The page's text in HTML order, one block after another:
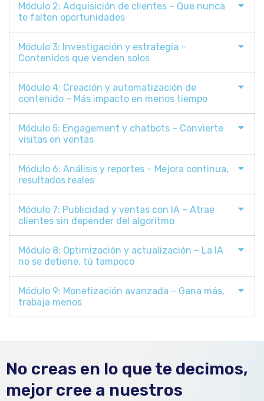
Módulo 2: Adquisición de clientes – Que nunca
te falten oportunidades
Módulo 3: Investigación y estrategia –
Contenidos que venden solos
Módulo 4: Creación y automatización de
contenido – Más impacto en menos tiempo
Módulo 5: Engagement y chatbots – Convierte
visitas en ventas
Módulo 6: Análisis y reportes – Mejora continua,
resultados reales
Módulo 7: Publicidad y ventas con IA – Atrae
clientes sin depender del algoritmo
Módulo 8: Optimización y actualización – La IA
no se detiene, tú tampoco
Módulo 9: Monetización avanzada – Gana más,
trabaja menos
No creas en lo que te decimos,
mejor cree a nuestros